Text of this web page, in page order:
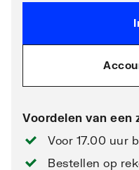
Voordelen van een
Voor 17.00 uur
Bestellen op